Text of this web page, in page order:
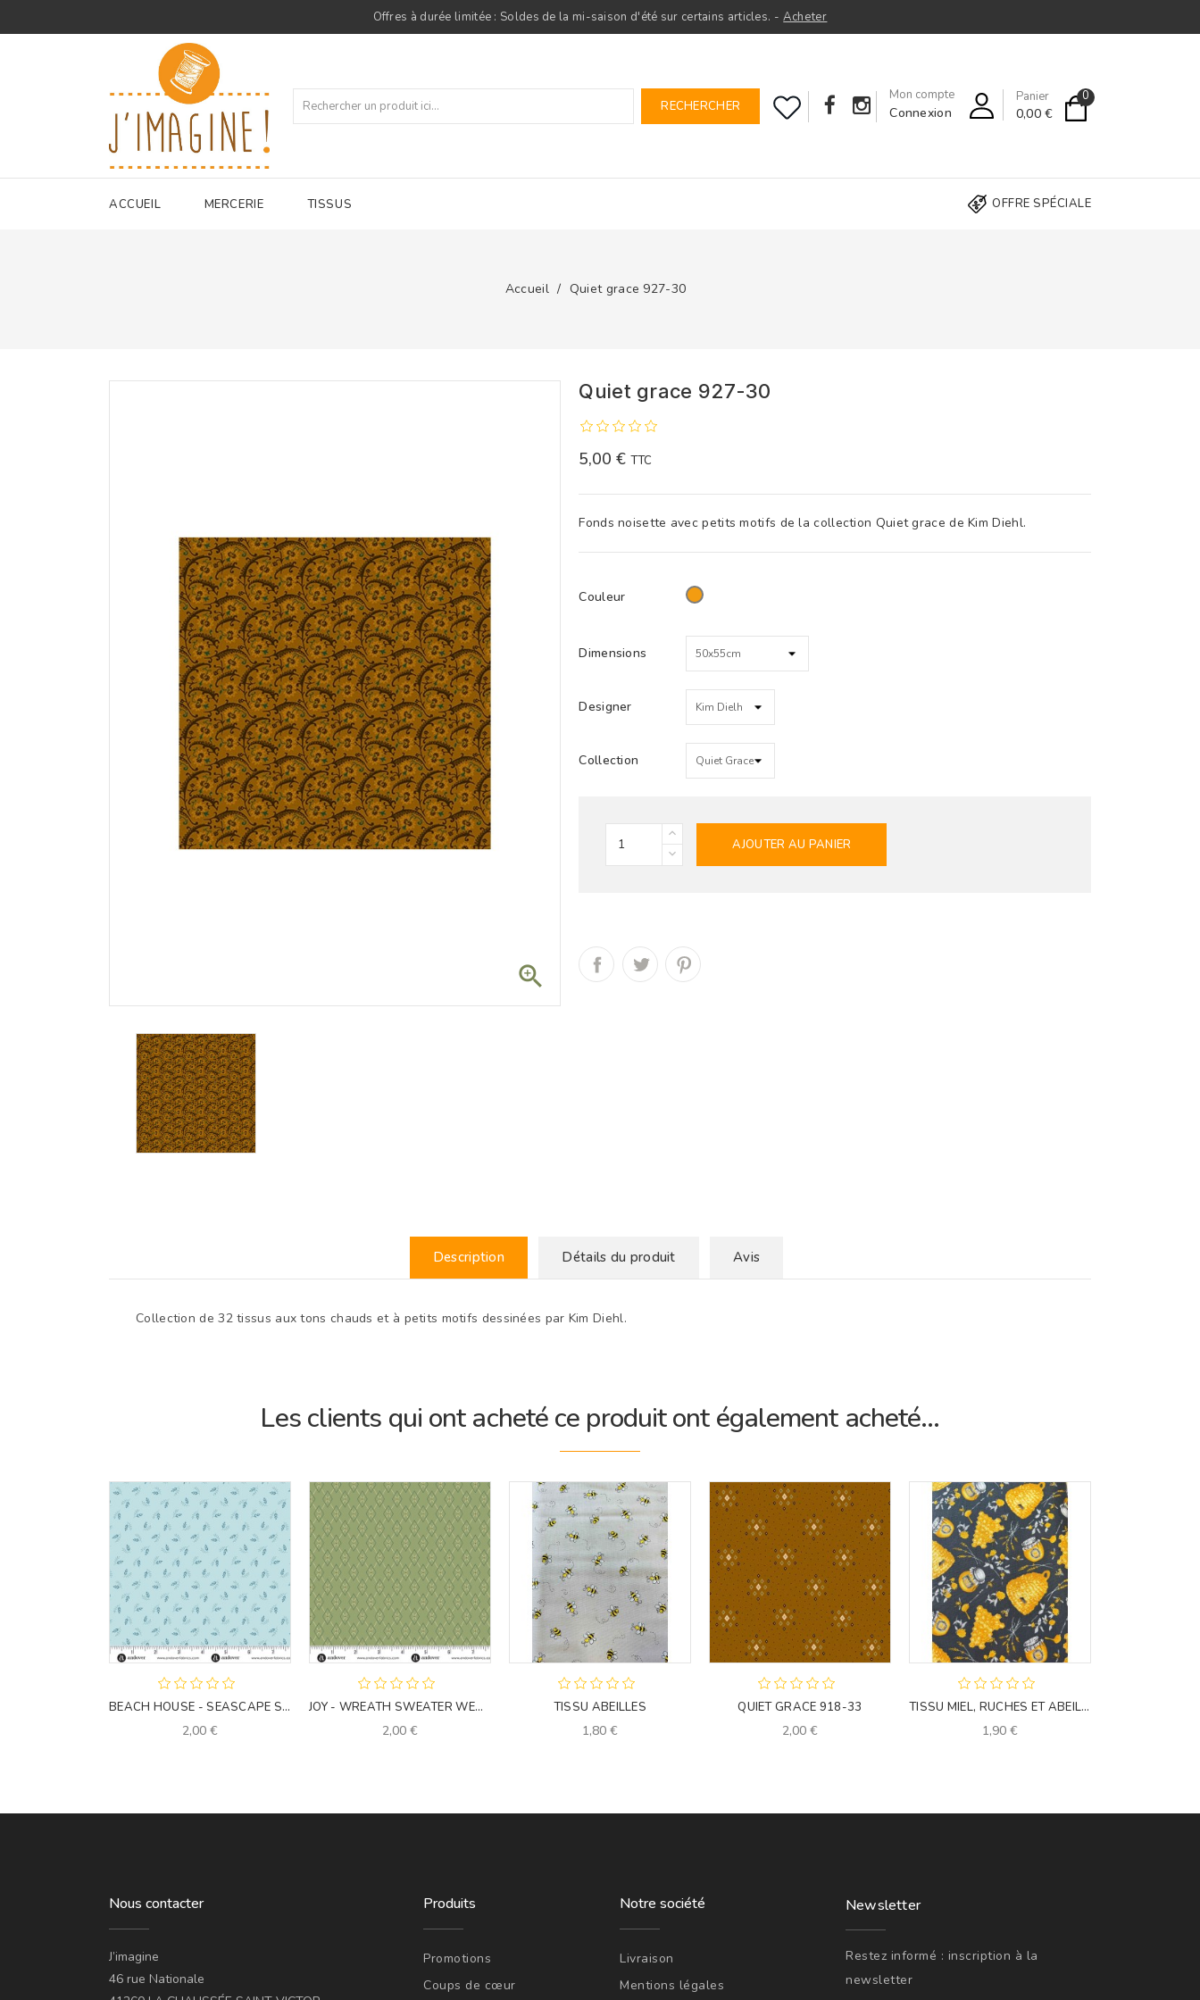
Offres à durée limitée : Soldes de la mi-saison d'été sur certains articles. - Acheter
Panier
0,00 €
0
Mon compte
Connexion
RECHERCHER
ACCUEIL MERCERIE TISSUS OFFRE SPÉCIALE
Accueil Quiet grace 927-30

Quiet grace 927-30
5,00 € TTC
Fonds noisette avec petits motifs de la collection Quiet grace de Kim Diehl.
Couleur Orange
Dimensions
Designer
Collection
AJOUTER AU PANIER
Description Détails du produit Avis
Collection de 32 tissus aux tons chauds et à petits motifs dessinées par Kim Diehl.
Les clients qui ont acheté ce produit ont également acheté...
BEACH HOUSE - SEASCAPE SKY
2,00 €
JOY - WREATH SWEATER WEATHER
2,00 €
TISSU ABEILLES
1,80 €
QUIET GRACE 918-33
2,00 €
TISSU MIEL, RUCHES ET ABEILLES
1,90 €
Nous contacter
J’imagine
46 rue Nationale
Produits
Promotions
Coups de cœur
Notre société
Livraison
Mentions légales
Newsletter
Restez informé : inscription à la
newsletter